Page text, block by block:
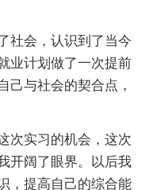
社会，认识到了当今
业计划做了一次提前
己与社会的契合点，
次实习的机会，这次
开阔了眼界。以后我
，提高自己的综合能